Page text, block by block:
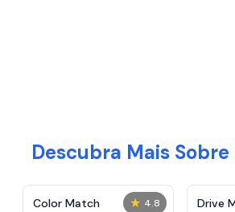
Descubra Mais
★ 4.8
Color Match Drive